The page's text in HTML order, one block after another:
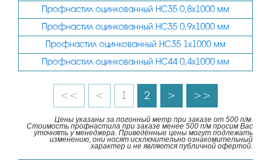
Профнастил оцинкованный НС35 0,8х1000 мм
Профнастил оцинкованный НС35 0,9х1000 мм
Профнастил оцинкованный НС35 1х1000 мм
Профнастил оцинкованный НС44 0,4х1000 мм
<< < 1 2 > >>
Цены указаны за погонный метр при заказе от 500 п/м.
Стоимость профнастила при заказе менее 500 п/м просим Вас
уточнять у менеджера. Приведённые цены могут подлежать
изменению, они носят исключительно ознакомительный
характер и не являются публичной офертой.